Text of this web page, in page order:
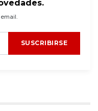
SUSCRIBIRSE